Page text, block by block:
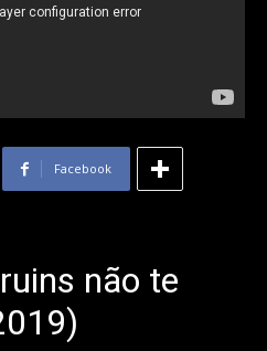
Facebook
não te